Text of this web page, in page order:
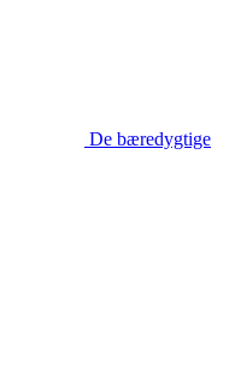
De bæredygtige